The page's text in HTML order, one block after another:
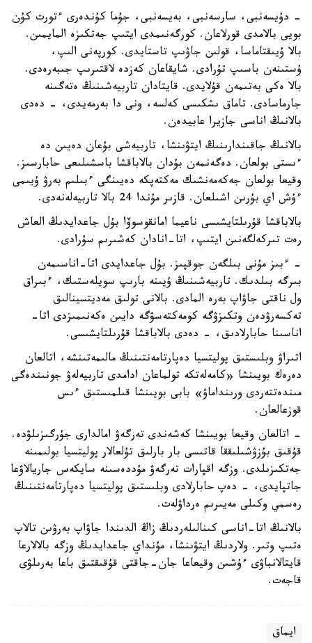
- دۇيسەنبى، سارسەنبى، بەيسەنبى، جۇما كۇندەرى ءتورت كۇن
بويى بالامدى قورلاعان. كورگەنىمدى ايتىپ جەتكىزە المايمىن.
بالا ۇيىقتاماسا، قولىن جاۋىپ تاستايدى. كورپەنى الىپ،
ۇستىنەن باسىپ تۇرادى. شايقاعان كەزدە لاقتىرىپ جىبەرەدى.
بالا ەكى بەتىمەن قۇلايدى. قايتادان تاربيەشىنىڭ ەتەگىنە
جارماسادى. تاماق ىشكىسى كەلسە، ونى دا بەرمەيدى، - دەدى
بالانىڭ اناسى جازيرا عابيدەن.
بالانىڭ جاقىندارىنىڭ ايتۋىنشا، تاربيەشى بۇعان دەيىن دە
ءىستى بولعان. دەگەنمەن بۇدان بالاباقشا باسشىلىعى حابارسىز.
وقيعا بولعان جەكەمەنشىك مەكتەپكە دەيىنگى ءبىلىم بەرۋ ۇيىمى
ءۇش اي بۇرىن اشىلعان. قازىر مۇندا 24 بالا تاربيەلەنەدى.
بالاباقشا قۇرىلتايشىسى ناعيما امانقوسوۆا بۇل جاعدايدىڭ العاش
رەت تىركەلگەنىن ايتىپ، اتا-انادان كەشىرىم سۇرادى.
- ءبىز مۇنى بىلگەن جوقپىز. بۇل جاعدايدى اتا-اناسىمەن
بىرگە بىلدىك. تاربيەشىنىڭ ۇيىنە بارىپ سويلەستىك، ءبىراق
ول ناقتى جاۋاپ بەرە المادى. بالانى تولىق مەديتسينالىق
تەكسەرۋدەن وتكىزۋگە كومەكتەسۋگە دايىن ەكەنىمىزدى اتا-
اناسىنا حابارلادىق، - دەدى بالاباقشا قۇرىلتايشىسى.
اتىراۋ وبلىستىق پوليتسيا دەپارتامەنتىنىڭ مالىمەتىنشە، اتالعان
دەرەك بويىنشا «كامەلەتكە تولماعان ادامدى تاربيەلەۋ جونىندەگى
مىندەتتەردى ورىنداماۋ» بابى بويىنشا قىلمىستىق ءىس
قوزعالعان.
- اتالعان وقيعا بويىنشا كەشەندى تەرگەۋ امالدارى جۇرگىزىلۋدە.
قۇقىق بۇزۋشىلىققا قاتىسى بار بارلىق تۇلعالار پوليتسيا بولىمىنە
جەتكىزىلدى. وزگە اقپارات تەرگەۋ مۇددەسىنە سايكەس جاريالاۋعا
جاتپايدى، - دەپ حابارلادى وبلىستىق پوليتسيا دەپارتامەنتىنىڭ
رەسمي وكىلى مەيىرىم ەرداۋلەت.
بالانىڭ اتا-اناسى كىنالىلەردىڭ زاڭ الدىندا جاۋاپ بەرۋىن تالاپ
ەتىپ وتىر. ولاردىڭ ايتۋىنشا، مۇنداي جاعدايدىڭ وزگە بالالارعا
قايتالانباۋى ءۇشىن وقيعاعا جان-جاقتى قۇقىقتىق باعا بەرىلۋى
قاجەت.
ايماق